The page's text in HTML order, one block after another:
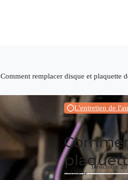
Comment remplacer disque et plaquette
L'entretien de
Publié le :
10 octobre